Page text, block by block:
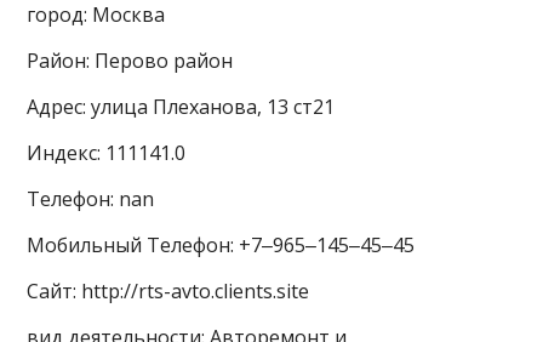
город: Москва
Район: Перово район
Адрес: улица Плеханова, 13 ст21
Индекс: 111141.0
Телефон: nan
Мобильный Телефон: +7‒965‒145‒45‒45
Сайт: http://rts-avto.clients.site